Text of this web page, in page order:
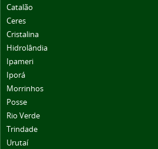
Catalão
Ceres
Cristalina
Hidrolândia
Ipameri
Iporá
Morrinhos
Posse
Rio Verde
Trindade
Urutaí